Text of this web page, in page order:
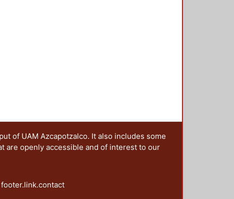
of UAM Azcapotzalco. It also includes some
are openly accessible and of interest to our
footer.link.contact